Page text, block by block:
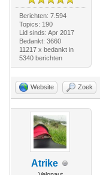
Berichten: 7.594
Topics: 190
Lid sinds: Apr 2017
Bedankt: 3660
11217 x bedankt in
5340 berichten
Website Zoek
Atrike